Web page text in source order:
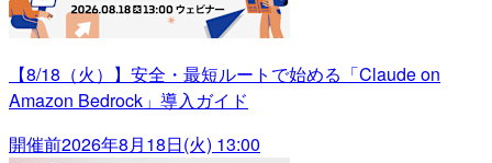
【8/18（火）】安全・最短ルートで始める「Claude on
Amazon Bedrock」導入ガイド
開催前2026年8月18日(火) 13:00